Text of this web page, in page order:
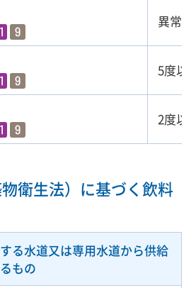
異常
5度以
2度以
衛生法）に基づく飲料
る水道又は専用水道から供給
もの